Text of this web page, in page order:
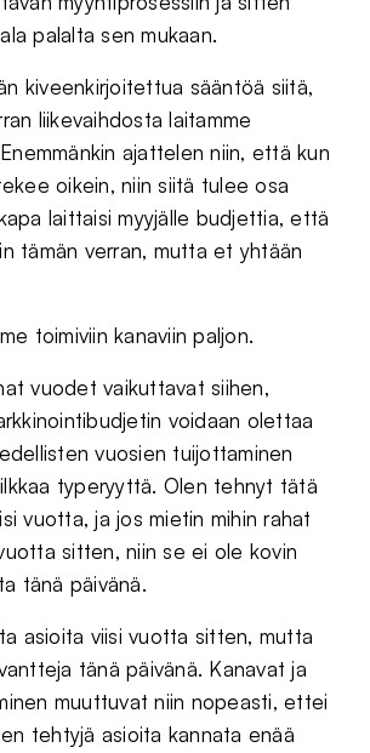
palalta sen mukaan.
kiveenkirjoitettua sääntöä siitä,
liikevaihdosta laitamme
ajattelen niin, että kun
oikein, niin siitä tulee osa
laittaisi myyjälle budjettia, että
tämän verran, mutta et yhtään
toimiviin kanaviin paljon.
vuodet vaikuttavat siihen,
voidaan olettaa
vuosien tuijottaminen
typeryyttä. Olen tehnyt tätä
vuotta, ja jos mietin mihin rahat
sitten, niin se ei ole kovin
tänä päivänä.
asioita viisi vuotta sitten, mutta
tänä päivänä. Kanavat ja
muuttuvat niin nopeasti, ettei
tehtyjä asioita kannata enää